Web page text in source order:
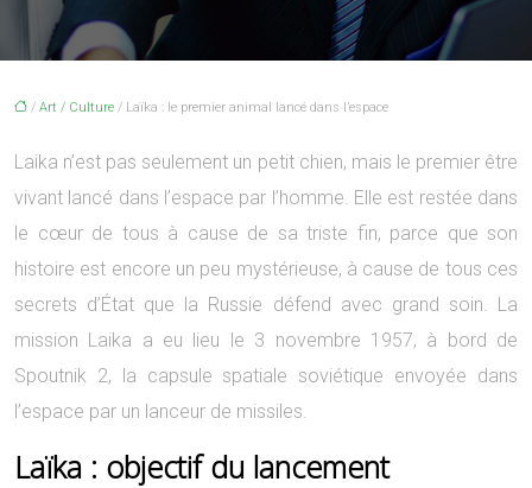
/ Art / Culture / Laïka : le premier animal lancé dans l’espace
Laika n’est pas seulement un petit chien, mais le premier être
vivant lancé dans l’espace par l’homme. Elle est restée dans
le cœur de tous à cause de sa triste fin, parce que son
histoire est encore un peu mystérieuse, à cause de tous ces
secrets d’État que la Russie défend avec grand soin. La
mission Laika a eu lieu le 3 novembre 1957, à bord de
Spoutnik 2, la capsule spatiale soviétique envoyée dans
l’espace par un lanceur de missiles.
Laïka : objectif du lancement